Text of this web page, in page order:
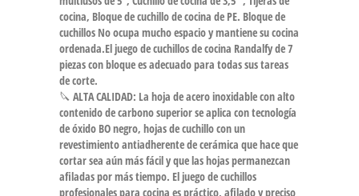
cocina, Bloque de cuchillo de cocina de PE. Bloque de
cuchillos No ocupa mucho espacio y mantiene su cocina
ordenada.El juego de cuchillos de cocina Randalfy de 7
piezas con bloque es adecuado para todas sus tareas
de corte.
🔪 ALTA CALIDAD: La hoja de acero inoxidable con alto
contenido de carbono superior se aplica con tecnología
de óxido BO negro, hojas de cuchillo con un
revestimiento antiadherente de cerámica que hace que
cortar sea aún más fácil y que las hojas permanezcan
afiladas por más tiempo. El juego de cuchillos
profesionales para cocina es práctico, afilado y preciso